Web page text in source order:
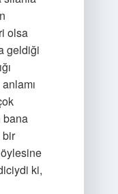
olsa
geldiği
bana
bir
ki,